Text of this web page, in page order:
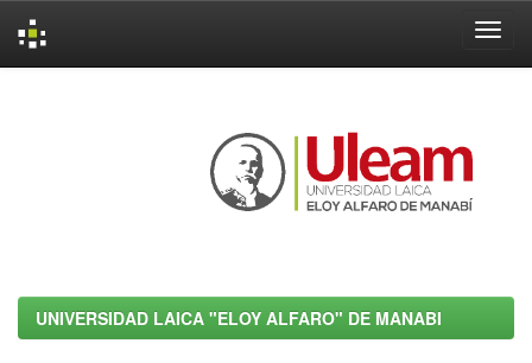
UNIVERSIDAD LAICA "ELOY ALFARO" DE MANABI